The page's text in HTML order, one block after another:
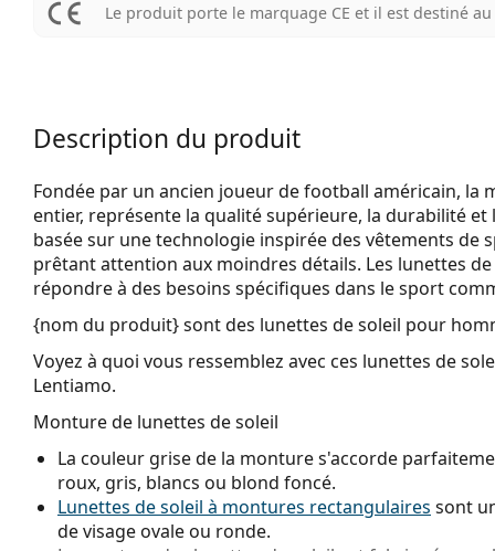
Le produit porte le marquage CE et il est destiné
Description du produit
Fondée par un ancien joueur de football américain, la
entier, représente la qualité supérieure, la durabilité
basée sur une technologie inspirée des vêtements
prêtant attention aux moindres détails. Les lunettes
répondre à des besoins spécifiques dans le sport
{nom du produit}sont des lunettes de soleil pour
Voyez à quoi vous ressemblez avec ces lunettes de
Lentiamo.
Monture de lunettes de soleil
La couleur grise de la monture s'accorde
roux, gris, blancs ou blond foncé.
Lunettes de soleil à montures rectangulaires sont
de visage ovale ou ronde.